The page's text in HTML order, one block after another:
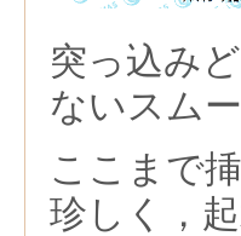
突っ込み
ないスム
ここまで
珍しく，